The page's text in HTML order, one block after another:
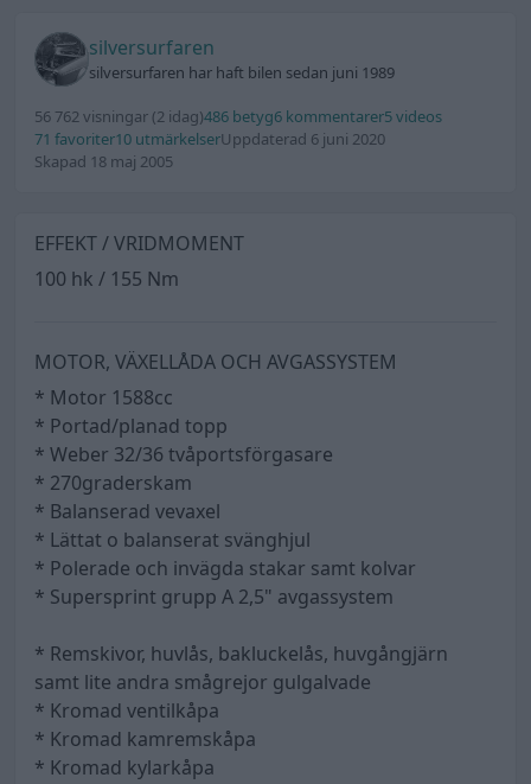
silversurfaren
silversurfaren har haft bilen sedan juni 1989
56 762 visningar (2 idag)486 betyg6 kommentarer5 videos
71 favoriter10 utmärkelserUppdaterad 6 juni 2020
Skapad 18 maj 2005
EFFEKT / VRIDMOMENT
100 hk / 155 Nm
MOTOR, VÄXELLÅDA OCH AVGASSYSTEM
* Motor 1588cc
* Portad/planad topp
* Weber 32/36 tvåportsförgasare
* 270graderskam
* Balanserad vevaxel
* Lättat o balanserat svänghjul
* Polerade och invägda stakar samt kolvar
* Supersprint grupp A 2,5" avgassystem
* Remskivor, huvlås, bakluckelås, huvgångjärn
samt lite andra smågrejor gulgalvade
* Kromad ventilkåpa
* Kromad kamremskåpa
* Kromad kylarkåpa